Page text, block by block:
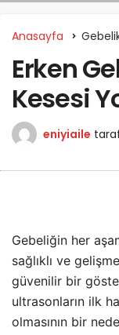
Anasayfa
Erken
Kesesi
eniyiaile
Gebeliğin her
sağlıklı ve
güvenilir bir
ultrasonların ilk
olmasının bir